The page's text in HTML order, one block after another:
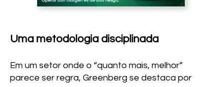
Uma metodologia disciplinada
Em um setor onde o “quanto mais, melhor”
parece ser regra, Greenberg se destaca por